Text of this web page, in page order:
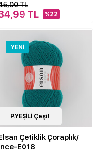
TL
TL %22
YENI
40Çeşit
P.YEŞİLİ Çeşit
Çetiklik Çoraplık/
E018